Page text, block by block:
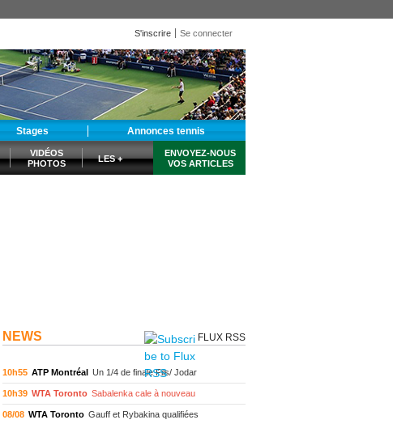
S'inscrire Se connecter
Stages Annonces tennis
VIDÉOS
PHOTOS
LES +
ENVOYEZ-NOUS
VOS ARTICLES
NEWS FLUX RSS
10h55 ATP Montréal Un 1/4 de finale Fils/ Jodar
10h39 WTA Toronto Sabalenka cale à nouveau
08/08 WTA Toronto Gauff et Rybakina qualifiées